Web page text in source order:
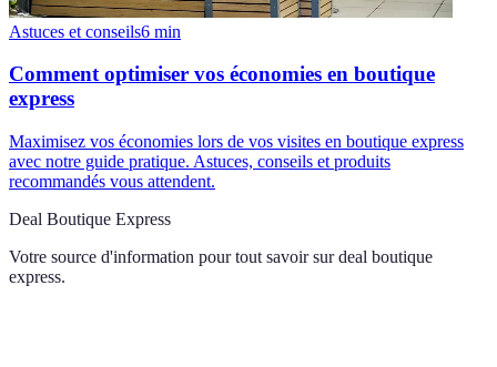
Astuces et conseils6 min
Comment optimiser vos économies en boutique
express
Maximisez vos économies lors de vos visites en boutique express
avec notre guide pratique. Astuces, conseils et produits
recommandés vous attendent.
Deal Boutique Express
Votre source d'information pour tout savoir sur deal boutique
express.